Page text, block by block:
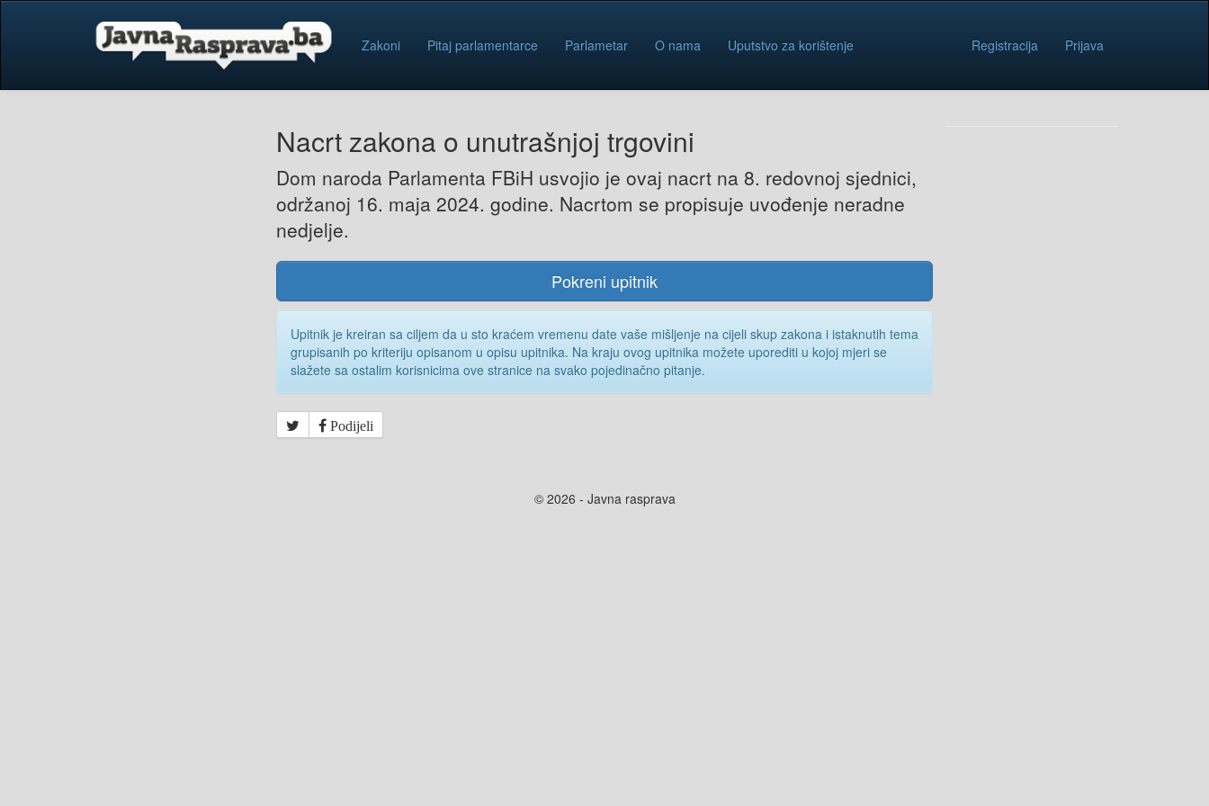
Zakoni Pitaj parlamentarce Parlametar O nama Uputstvo za korištenje Registracija Prijava
Nacrt zakona o unutrašnjoj trgovini
Dom naroda Parlamenta FBiH usvojio je ovaj nacrt na 8. redovnoj sjednici,
održanoj 16. maja 2024. godine. Nacrtom se propisuje uvođenje neradne
nedjelje.
Pokreni upitnik
Upitnik je kreiran sa ciljem da u sto kraćem vremenu date vaše mišljenje na cijeli skup zakona i istaknutih tema
grupisanih po kriteriju opisanom u opisu upitnika. Na kraju ovog upitnika možete uporediti u kojoj mjeri se
slažete sa ostalim korisnicima ove stranice na svako pojedinačno pitanje.
Podijeli
© 2026 - Javna rasprava